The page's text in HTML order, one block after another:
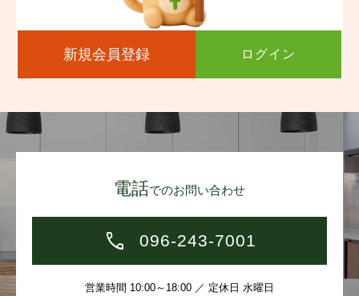
新規会員登録 ログイン
電話でのお問い合わせ
096-243-7001
営業時間 10:00～18:00 ／ 定休日 水曜日